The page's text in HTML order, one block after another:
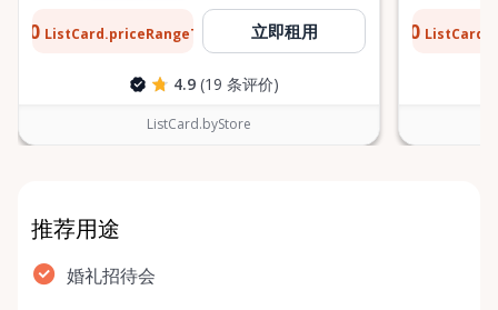
ListCard.priceRangeTo 立即租用
4.9 (19 条评价)
ListCard.byStore
$0.10
推荐用途
婚礼招待会